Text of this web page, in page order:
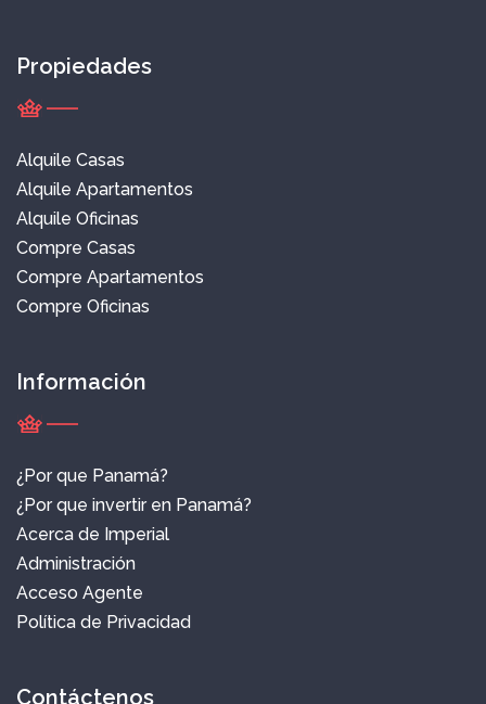
Propiedades
Alquile Casas
Alquile Apartamentos
Alquile Oficinas
Compre Casas
Compre Apartamentos
Compre Oficinas
Información
¿Por que Panamá?
¿Por que invertir en Panamá?
Acerca de Imperial
Administración
Acceso Agente
Política de Privacidad
Contáctenos